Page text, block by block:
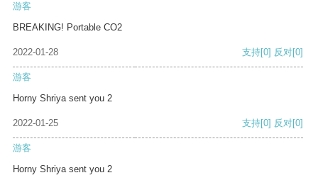
游客
BREAKING! Portable CO2
2022-01-28 支持[0] 反对[0]
游客
Horny Shriya sent you 2
2022-01-25 支持[0] 反对[0]
游客
Horny Shriya sent you 2